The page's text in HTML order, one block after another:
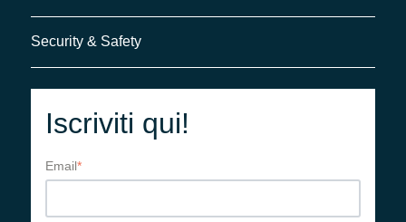
Security & Safety
Iscriviti qui!
Email*